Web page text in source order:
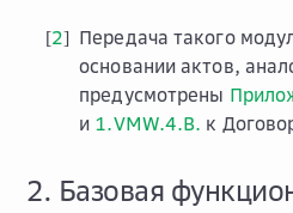
[2] Передача такого
основании актов,
предусмотрены
и 1.VMW.4.B. к
2. Базовая